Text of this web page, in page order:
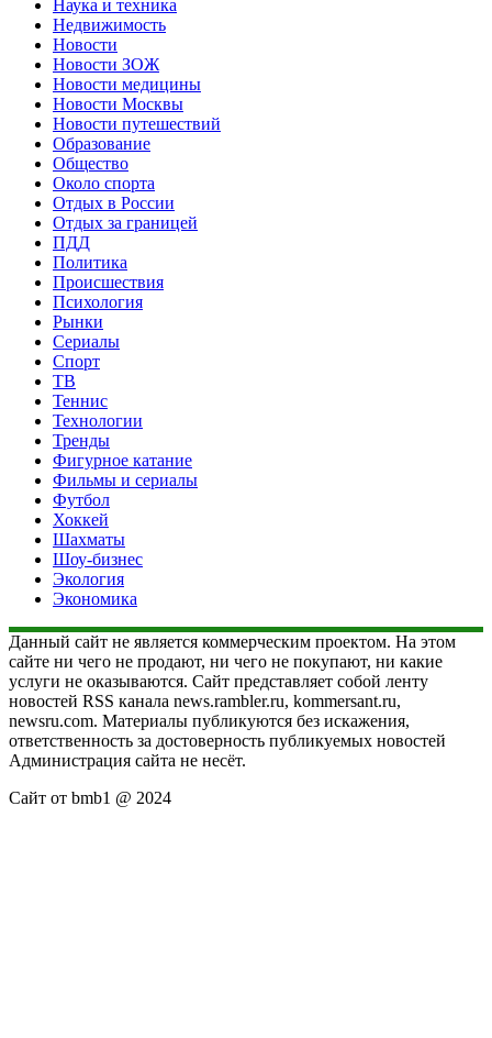
Наука и техника
Недвижимость
Новости
Новости ЗОЖ
Новости медицины
Новости Москвы
Новости путешествий
Образование
Общество
Около спорта
Отдых в России
Отдых за границей
ПДД
Политика
Происшествия
Психология
Рынки
Сериалы
Спорт
ТВ
Теннис
Технологии
Тренды
Фигурное катание
Фильмы и сериалы
Футбол
Хоккей
Шахматы
Шоу-бизнес
Экология
Экономика
Данный сайт не является коммерческим проектом. На этом
сайте ни чего не продают, ни чего не покупают, ни какие
услуги не оказываются. Сайт представляет собой ленту
новостей RSS канала news.rambler.ru, kommersant.ru,
newsru.com. Материалы публикуются без искажения,
ответственность за достоверность публикуемых новостей
Администрация сайта не несёт.
Сайт от bmb1 @ 2024